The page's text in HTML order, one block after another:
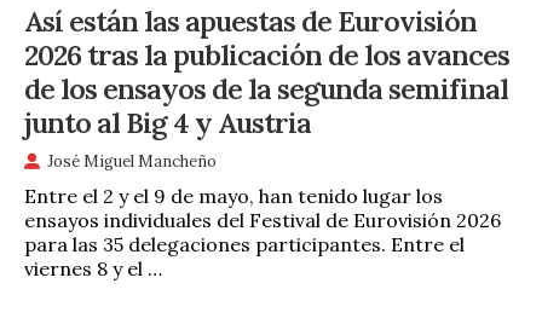
Así están las apuestas de Eurovisión
2026 tras la publicación de los avances
de los ensayos de la segunda semifinal
junto al Big 4 y Austria
José Miguel Mancheño
Entre el 2 y el 9 de mayo, han tenido lugar los
ensayos individuales del Festival de Eurovisión 2026
para las 35 delegaciones participantes. Entre el
viernes 8 y el …